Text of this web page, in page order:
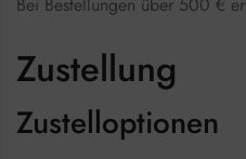
Zustellung
Zustelloptionen